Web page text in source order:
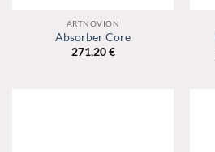
ARTNOVION
Absorber Core
271,20€